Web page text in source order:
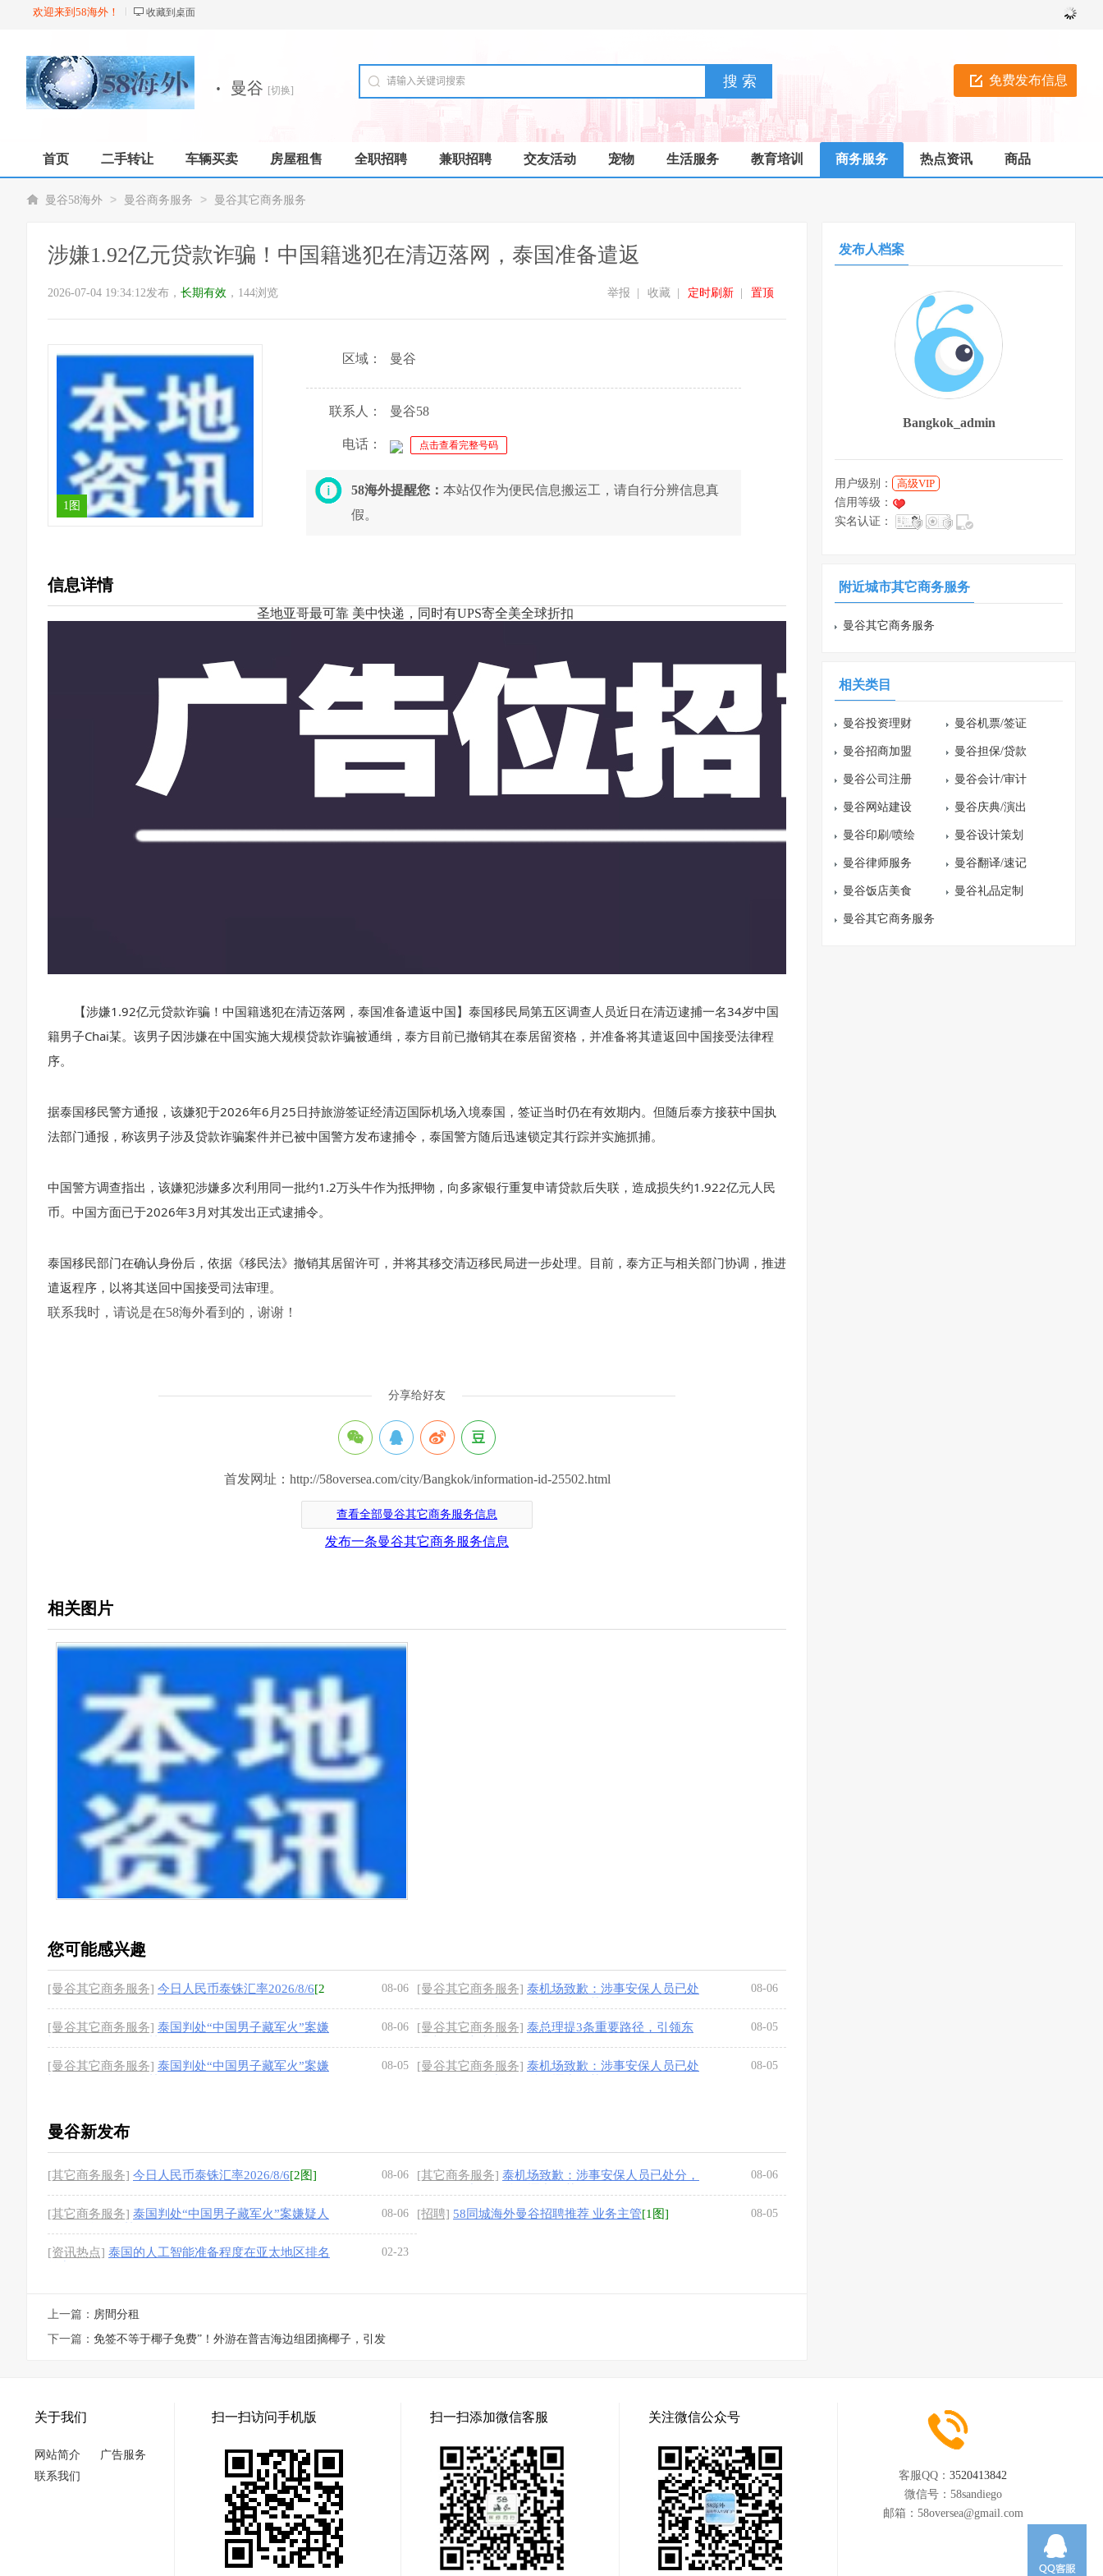
欢迎来到58海外！ 收藏到桌面
免费发布信息
· 曼谷 [切换]
首页 二手转让 车辆买卖 房屋租售 全职招聘 兼职招聘 交友活动 宠物 生活服务 教育培训 商务服务 热点资讯 商品
店铺
曼谷58海外 > 曼谷商务服务 > 曼谷其它商务服务
涉嫌1.92亿元贷款诈骗！中国籍逃犯在清迈落网，泰国准备遣返
2026-07-04 19:34:12发布， 长期有效 ，144浏览 置顶
定时刷新
收藏
举报
1图
区域： 曼谷
联系人： 曼谷58
电话： 点击查看完整号码
58海外提醒您： 本站仅作为便民信息搬运工，请自行分辨信息真
假。
信息详情
圣地亚哥最可靠 美中快递，同时有UPS寄全美全球折扣
【涉嫌1.92亿元贷款诈骗！中国籍逃犯在清迈落网，泰国准备遣返中国】泰国移民局第五区调查人员近日在清迈逮捕一名34岁中国
籍男子Chai某。该男子因涉嫌在中国实施大规模贷款诈骗被通缉，泰方目前已撤销其在泰居留资格，并准备将其遣返回中国接受法律程
序。
据泰国移民警方通报，该嫌犯于2026年6月25日持旅游签证经清迈国际机场入境泰国，签证当时仍在有效期内。但随后泰方接获中国执
法部门通报，称该男子涉及贷款诈骗案件并已被中国警方发布逮捕令，泰国警方随后迅速锁定其行踪并实施抓捕。
中国警方调查指出，该嫌犯涉嫌多次利用同一批约1.2万头牛作为抵押物，向多家银行重复申请贷款后失联，造成损失约1.922亿元人民
币。中国方面已于2026年3月对其发出正式逮捕令。
泰国移民部门在确认身份后，依据《移民法》撤销其居留许可，并将其移交清迈移民局进一步处理。目前，泰方正与相关部门协调，推进
遣返程序，以将其送回中国接受司法审理。
联系我时，请说是在58海外看到的，谢谢！
分享给好友
首发网址：http://58oversea.com/city/Bangkok/information-id-25502.html
查看全部曼谷其它商务服务信息
发布一条曼谷其它商务服务信息
相关图片
您可能感兴趣
[曼谷其它商务服务] 今日人民币泰铢汇率2026/8/6[2
08-06 [曼谷其它商务服务] 泰机场致歉：涉事安保人员已处
08-06
[曼谷其它商务服务] 泰国判处“中国男子藏军火”案嫌
08-06 [曼谷其它商务服务] 泰总理提3条重要路径，引领东
08-05
[曼谷其它商务服务] 泰国判处“中国男子藏军火”案嫌
08-05 [曼谷其它商务服务] 泰机场致歉：涉事安保人员已处
08-05
曼谷新发布
[其它商务服务] 今日人民币泰铢汇率2026/8/6[2图] 08-06 [其它商务服务] 泰机场致歉：涉事安保人员已处分，
08-06
[其它商务服务] 泰国判处“中国男子藏军火”案嫌疑人
08-06 [招聘] 58同城海外曼谷招聘推荐 业务主管[1图] 08-05
[资讯热点] 泰国的人工智能准备程度在亚太地区排名
02-23
上一篇： 房間分租
下一篇： 免签不等于椰子免费”！外游在普吉海边组团摘椰子，引发
发布人档案
Bangkok_admin
用户级别：
高级VIP
信用等级：
实名认证：
附近城市其它商务服务
曼谷其它商务服务
相关类目
曼谷投资理财 曼谷机票/签证
曼谷招商加盟 曼谷担保/贷款
曼谷公司注册 曼谷会计/审计
曼谷网站建设 曼谷庆典/演出
曼谷印刷/喷绘 曼谷设计策划
曼谷律师服务 曼谷翻译/速记
曼谷饭店美食 曼谷礼品定制
曼谷其它商务服务
关于我们
网站简介
广告服务
联系我们
扫一扫访问手机版 扫一扫添加微信客服 关注微信公众号
客服QQ： 3520413842
微信号： 58sandiego
邮箱： 58oversea@gmail.com